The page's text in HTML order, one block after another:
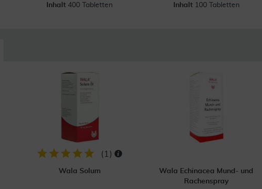
Inhalt 400 Tabletten
Inhalt 100 Tabletten
( 1 )
Wala Solum
Wala Echinacea Mund- und
Rachenspray